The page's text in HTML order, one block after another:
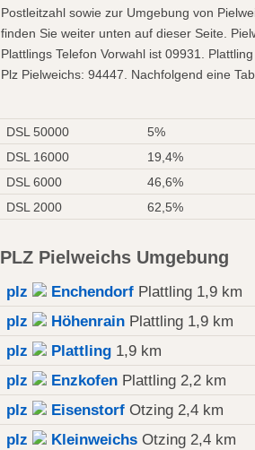
Postleitzahl sowie zur Umgebung von
finden Sie weiter unten auf dieser Seite.
Plattlings Telefon Vorwahl ist 09931.
Plz Pielweichs: 94447. Nachfolgend eine
DSL 50000
5%
DSL 16000
19,4%
DSL 6000
46,6%
DSL 2000
62,5%
PLZ Pielweichs Umgebung
plz Enchendorf Plattling 1,9 km
plz
Höhenrain Plattling 1,9 km
plz
Plattling 1,9 km
plz
Enzkofen Plattling 2,2 km
plz
Eisenstorf Otzing 2,4 km
plz
Kleinweichs Otzing 2,4 km